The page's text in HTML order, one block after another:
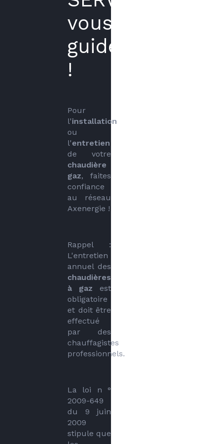
vous
guide
!
Pour
l'installation
ou
l'entretien
chaudière
gaz, faites
confiance
au réseau
Axenergie !
Rappel :
L'entretien
chaudières
à gaz est
obligatoire
et doit être
effectué
par des
chauffagistes
professionnels.
La loi n °
2009-649
du 9 juin
2009
stipule que